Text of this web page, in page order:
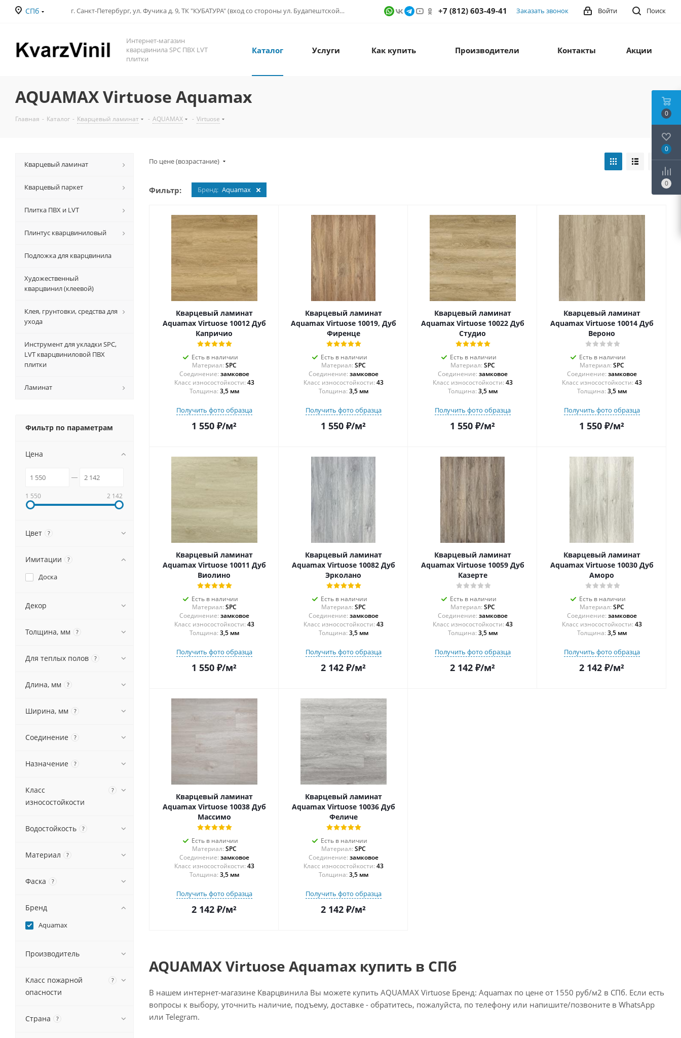
СПб г. Санкт-Петербург, ул. Фучика д. 9, ТК "КУБАТУРА" (вход со стороны ул. Будапештской) № 1в.541 Поиск
Войти
+7 (812) 603-49-41 Заказать звонок
Интернет-магазин
кварцвинила SPC ПВХ LVT
плитки
Каталог Услуги Как купить Производители Контакты Акции
AQUAMAX Virtuose Aquamax
Главная - Каталог - Кварцевый ламинат - AQUAMAX - Virtuose
По цене (возрастание)
Фильтр: Бренд: Aquamax
Кварцевый ламинат
Aquamax Virtuose 10012 Дуб
Капричио
Есть в наличии
Материал: SPC
Соединение: замковое
43
Толщина: 3,5 мм
Получить фото образца
1 550 ₽/м²
Кварцевый ламинат
Aquamax Virtuose 10019, Дуб
Фиренце
Есть в наличии
Материал: SPC
Соединение: замковое
43
Толщина: 3,5 мм
Получить фото образца
1 550 ₽/м²
Кварцевый ламинат
Aquamax Virtuose 10022 Дуб
Студио
Есть в наличии
Материал: SPC
Соединение: замковое
43
Толщина: 3,5 мм
Получить фото образца
1 550 ₽/м²
Кварцевый ламинат
Aquamax Virtuose 10014 Дуб
Вероно
Есть в наличии
Материал: SPC
Соединение: замковое
43
Толщина: 3,5 мм
Получить фото образца
1 550 ₽/м²
Кварцевый ламинат
Aquamax Virtuose 10011 Дуб
Виолино
Есть в наличии
Материал: SPC
Соединение: замковое
43
Толщина: 3,5 мм
Получить фото образца
1 550 ₽/м²
Кварцевый ламинат
Aquamax Virtuose 10082 Дуб
Эрколано
Есть в наличии
Материал: SPC
Соединение: замковое
43
Толщина: 3,5 мм
Получить фото образца
2 142 ₽/м²
Кварцевый ламинат
Aquamax Virtuose 10059 Дуб
Казерте
Есть в наличии
Материал: SPC
Соединение: замковое
43
Толщина: 3,5 мм
Получить фото образца
2 142 ₽/м²
Кварцевый ламинат
Aquamax Virtuose 10030 Дуб
Аморо
Есть в наличии
Материал: SPC
Соединение: замковое
43
Толщина: 3,5 мм
Получить фото образца
2 142 ₽/м²
Кварцевый ламинат
Aquamax Virtuose 10038 Дуб
Массимо
Есть в наличии
Материал: SPC
Соединение: замковое
43
Толщина: 3,5 мм
Получить фото образца
2 142 ₽/м²
Кварцевый ламинат
Aquamax Virtuose 10036 Дуб
Феличе
Есть в наличии
Материал: SPC
Соединение: замковое
43
Толщина: 3,5 мм
Получить фото образца
2 142 ₽/м²
AQUAMAX Virtuose Aquamax купить в СПб
В нашем интернет-магазине Кварцвинила Вы можете купить AQUAMAX Virtuose Бренд: Aquamax по цене от 1550 руб/м2 в СПб. Если есть
вопросы к выбору, уточнить наличие, подъему, доставке - обратитесь, пожалуйста, по телефону или напишите/позвоните в WhatsApp
или Telegram.
Кварцевый ламинат
Кварцевый паркет
Плитка ПВХ и LVT
Плинтус кварцвиниловый
Подложка для кварцвинила
Художественный
кварцвинил (клеевой)
Клея, грунтовки, средства для
ухода
Инструмент для укладки SPC,
LVT кварцвиниловой ПВХ
плитки
Ламинат
Фильтр по параметрам
Цена
1 550 2 142
Цвет ?
Имитации ?
Доска
Декор
Толщина, мм ?
Для теплых полов ?
Длина, мм ?
Ширина, мм ?
Соединение ?
Назначение ?
Класс
износостойкости
?
Водостойкость ?
Материал ?
Фаска ?
Бренд
Aquamax
Производитель
Класс пожарной
опасности
?
Страна ?
0
0
0